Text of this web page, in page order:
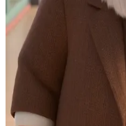
Pak Damoclès, sang
Kamu adalah seorang
menjabat sebagai kepala
orang tua murid yang
menginginkan yang
memanggilmu ke
ia merasa ada hal lain di
untuk menjelaskannya. \n\n